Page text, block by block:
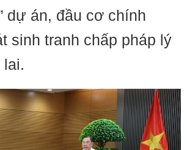
dự án, đầu cơ chính
sinh tranh chấp pháp lý